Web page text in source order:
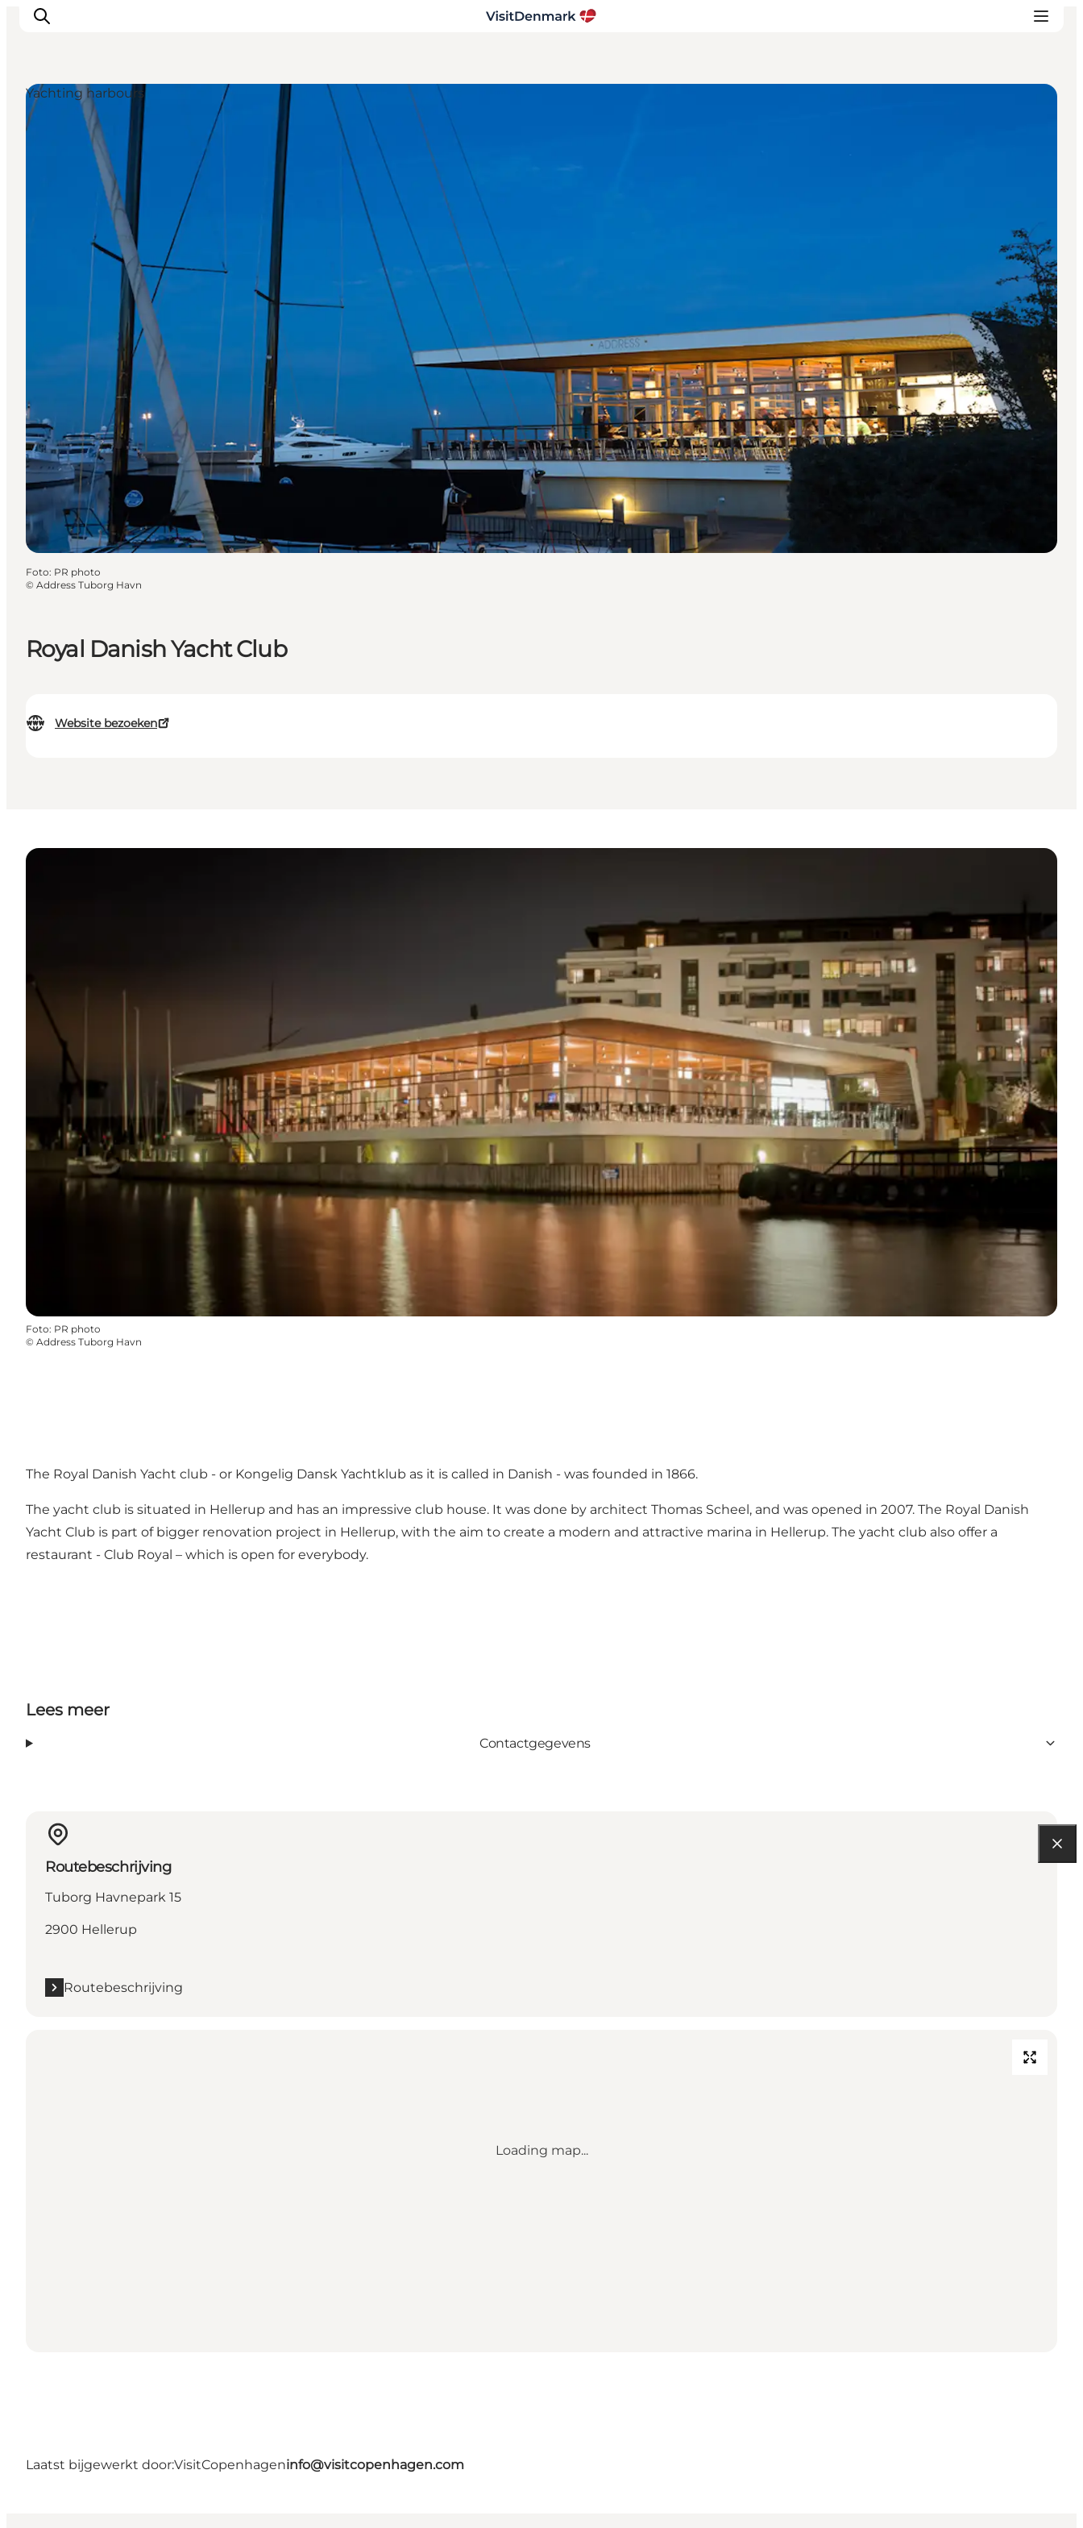
Inspiratie
Bestemmingen
Wat te doen
Accommodaties
Plan je reis
Royal Danish Yacht Club
Website bezoeken
Yachting harbours
Foto: PR photo
© Address Tuborg Havn
Foto: PR photo
© Address Tuborg Havn
The Royal Danish Yacht club - or Kongelig Dansk Yachtklub as it is called in Danish - was founded in 1866.
The yacht club is situated in Hellerup and has an impressive club house. It was done by architect Thomas Scheel, and was opened in 2007. The Royal Danish
Yacht Club is part of bigger renovation project in Hellerup, with the aim to create a modern and attractive marina in Hellerup. The yacht club also offer a
restaurant - Club Royal – which is open for everybody.
Lees meer
Contactgegevens
Routebeschrijving
Tuborg Havnepark 15
2900 Hellerup
Routebeschrijving
Loading map...
Laatst bijgewerkt door:VisitCopenhageninfo@visitcopenhagen.com